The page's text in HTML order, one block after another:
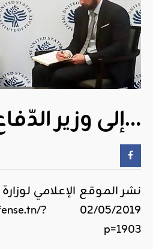
إلى وزير الدّفاع…
نشر الموقع الإعلامي
02/05/2019
?
p=1903